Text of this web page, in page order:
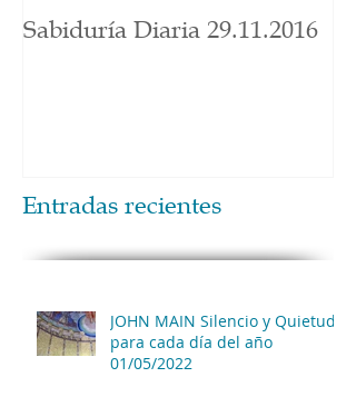
Sabiduría Diaria 29.11.2016
Entradas recientes
JOHN MAIN Silencio y Quietud
para cada día del año
01/05/2022